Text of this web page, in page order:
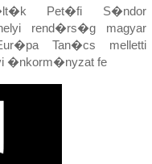
Pet�fi S�ndor
rend�rs�g magyar
Tan�cs melletti
�nkorm�nyzat fe